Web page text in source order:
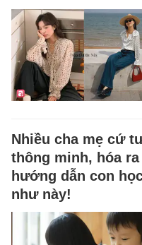
Nhiều cha mẹ cứ
thông minh, hóa
hướng dẫn con
như này!